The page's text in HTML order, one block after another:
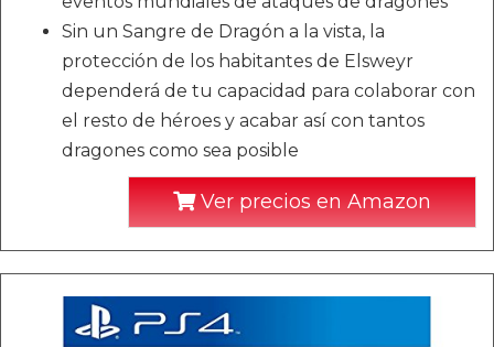
Sin un Sangre de Dragón a la vista, la
protección de los habitantes de Elsweyr
dependerá de tu capacidad para colaborar con
el resto de héroes y acabar así con tantos
dragones como sea posible
Ver precios en Amazon